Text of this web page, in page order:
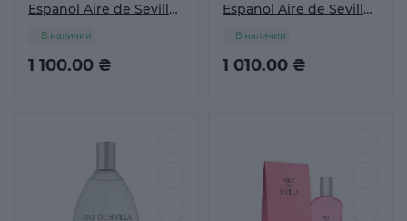
Espanol Aire de Sevilla
1 100.00 ₴
В наличии
Espanol Aire de Sevilla
1 010.00 ₴
В наличии